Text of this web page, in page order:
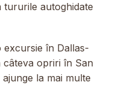
tururile autoghidate
în Dallas-
opriri în San
la mai multe